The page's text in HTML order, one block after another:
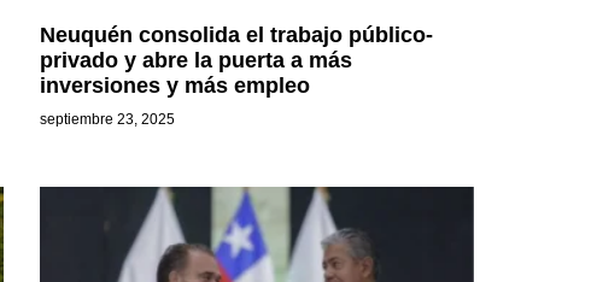
Neuquén consolida el trabajo público-
privado y abre la puerta a más
inversiones y más empleo
septiembre 23, 2025